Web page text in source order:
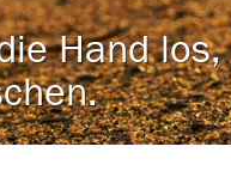
Hand los,